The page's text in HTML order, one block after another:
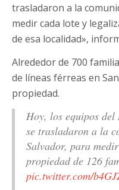
trasladaron a la
medir cada lote y
de esa localidad»,
Alrededor de 700
de líneas férreas en
propiedad.
Hoy, los equipos
se trasladaron a la
Salvador, para
propiedad de 126
pic.twitter.com/